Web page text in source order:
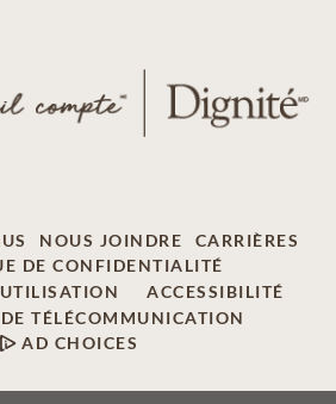
NOUS JOINDRE
CARRIÈRES
DE CONFIDENTIALITÉ
ACCESSIBILITÉ
TÉLÉCOMMUNICATION
AD CHOICES